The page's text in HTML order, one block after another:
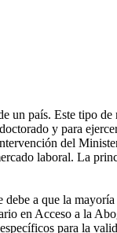
un país. Este tipo
y para
del
laboral. La
a que la
en Acceso a la
para la